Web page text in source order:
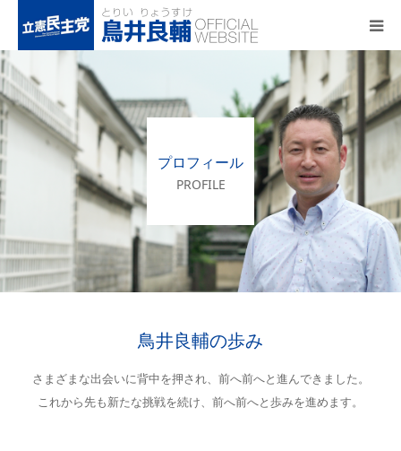
プロフィール
PROFILE
鳥井良輔の歩み
さまざまな出会いに背中を押され、前へ前へと進んできました。
これから先も新たな挑戦を続け、前へ前へと歩みを進めます。
トップページ
基本政策
プロフィール
事務所アクセス
活動報告